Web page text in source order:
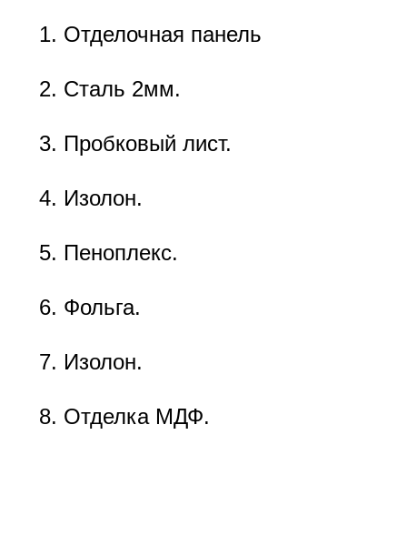
Отделочная панель
Сталь 2мм.
Пробковый лист.
Изолон.
Пеноплекс.
Фольга.
Изолон.
Отделка МДФ.